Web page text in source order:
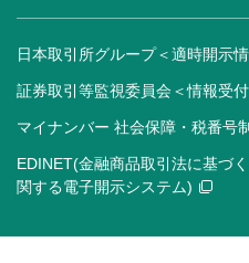
日本取引所グループ＜適時開示
証券取引等監視委員会＜情報受
マイナンバー 社会保障・税番号
EDINET(金融商品取引法に基づ
関する電子開示システム)